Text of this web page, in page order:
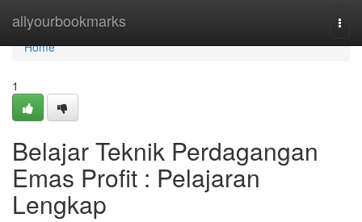
allyourbookmarks
Home
Home
1
Belajar Teknik Perdagangan
Emas Profit : Pelajaran
Lengkap